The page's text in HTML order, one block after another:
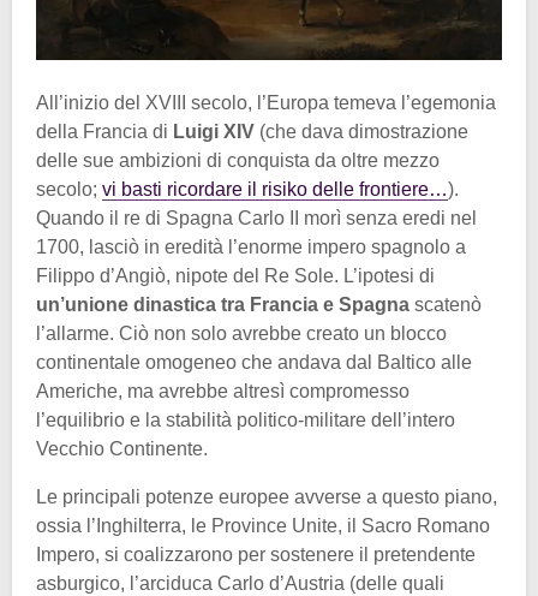
All’inizio del XVIII secolo, l’Europa temeva l’egemonia
della Francia di Luigi XIV (che dava dimostrazione
delle sue ambizioni di conquista da oltre mezzo
secolo; vi basti ricordare il risiko delle frontiere…).
Quando il re di Spagna Carlo II morì senza eredi nel
1700, lasciò in eredità l’enorme impero spagnolo a
Filippo d’Angiò, nipote del Re Sole. L’ipotesi di
un’unione dinastica tra Francia e Spagna scatenò
l’allarme. Ciò non solo avrebbe creato un blocco
continentale omogeneo che andava dal Baltico alle
Americhe, ma avrebbe altresì compromesso
l’equilibrio e la stabilità politico-militare dell’intero
Vecchio Continente.
Le principali potenze europee avverse a questo piano,
ossia l’Inghilterra, le Province Unite, il Sacro Romano
Impero, si coalizzarono per sostenere il pretendente
asburgico, l’arciduca Carlo d’Austria (delle quali